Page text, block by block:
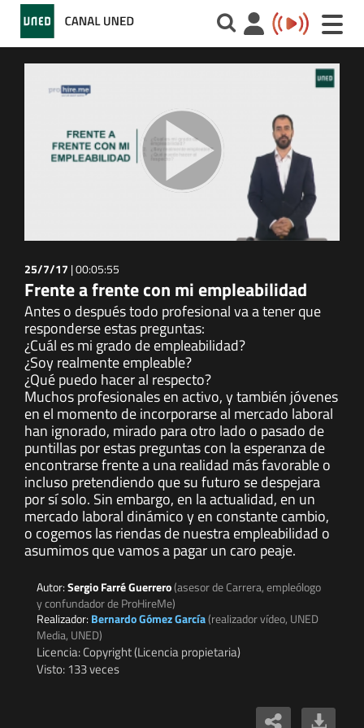
Toggle
25/7/17 |00:05:55
Frente a frente con mi empleabilidad
Antes o después todo profesional va a tener que
responderse estas preguntas:
¿Cuál es mi grado de empleabilidad?
¿Soy realmente empleable?
¿Qué puedo hacer al respecto?
Muchos profesionales en activo, y también jóvenes
en el momento de incorporarse al mercado laboral
han ignorado, mirado para otro lado o pasado de
puntillas por estas preguntas con la esperanza de
encontrarse frente a una realidad más favorable o
incluso pretendiendo que su futuro se despejara
por sí solo. Sin embargo, en la actualidad, en un
mercado laboral dinámico y en constante cambio,
o cogemos las riendas de nuestra empleabilidad o
asumimos que vamos a pagar un caro peaje.
Autor:Sergio Farré Guerrero(asesor de Carrera, empleólogo
y confundador de ProHireMe)
Realizador: Bernardo Gómez García(realizador vídeo, UNED
Media, UNED)
Licencia: Copyright (Licencia propietaria)
Visto: 133 veces